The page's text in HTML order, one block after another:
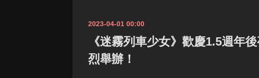
2023-04-01 00:00
《迷霧列車少女》歡慶1.5週年
烈舉辦！